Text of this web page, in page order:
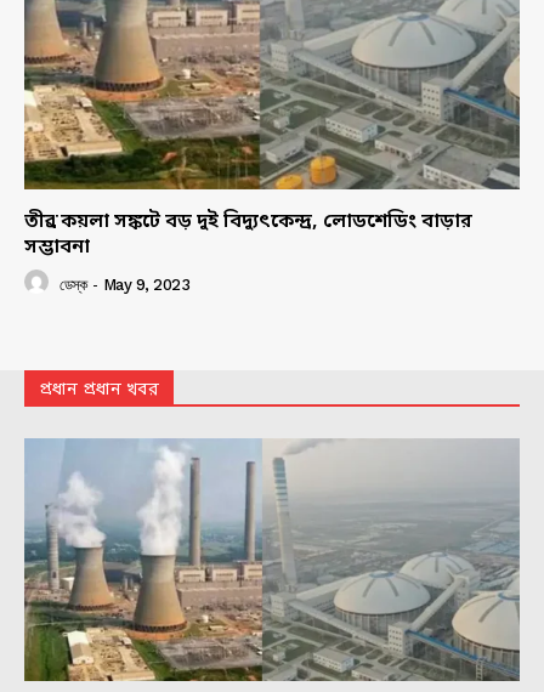
তীব্র কয়লা সঙ্কটে বড় দুই বিদ্যুৎকেন্দ্র, লোডশেডিং বাড়ার
সম্ভাবনা
ডেস্ক - May 9, 2023
প্রধান প্রধান খবর